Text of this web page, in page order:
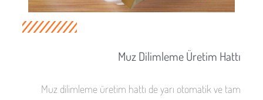
Muz Dilimleme Üretim Hattı
Muz dilimleme üretim hattı de yarı otomatik ve tam